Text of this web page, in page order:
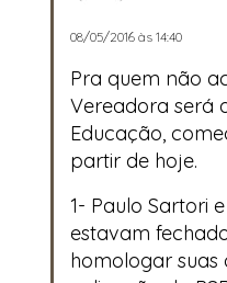
08/05/2016 às 14:40
Pra quem não
Vereadora será
Educação,
partir de hoje.
1- Paulo Sartori
estavam
homologar